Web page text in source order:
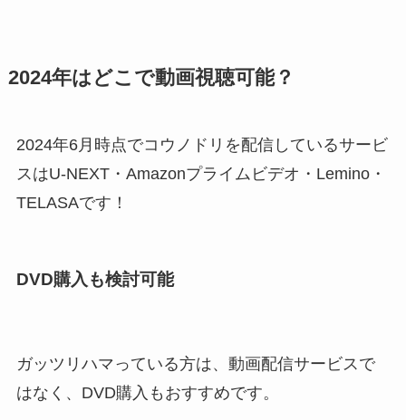
2024年はどこで動画視聴可能？
2024年6月時点でコウノドリを配信しているサービ
スはU-NEXT・Amazonプライムビデオ・Lemino・
TELASAです！
DVD購入も検討可能
ガッツリハマっている方は、動画配信サービスで
はなく、DVD購入もおすすめです。